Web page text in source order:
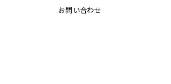
お問い合わせ